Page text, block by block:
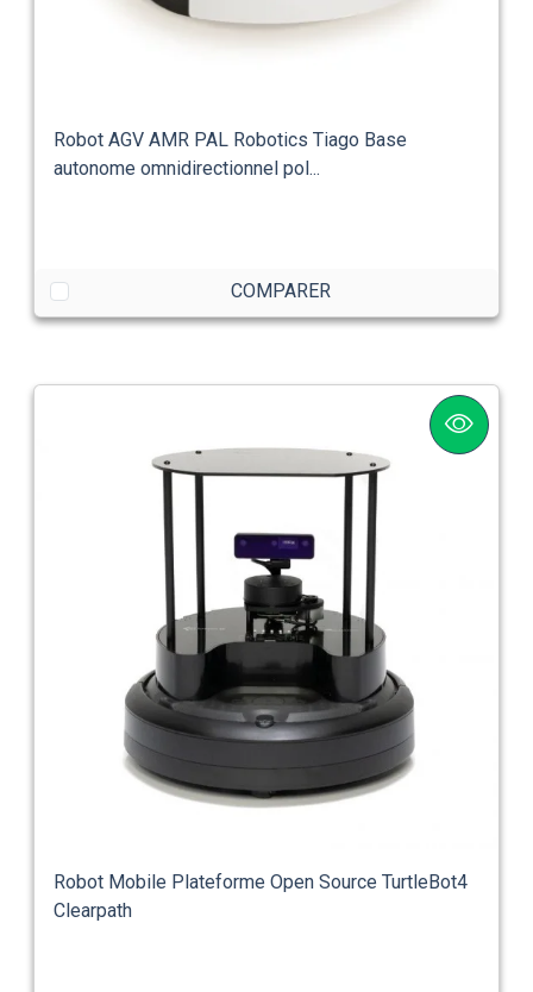
Robot AGV AMR PAL Robotics Tiago Base
autonome omnidirectionnel pol...
COMPARER
Robot Mobile Plateforme Open Source TurtleBot4
Clearpath